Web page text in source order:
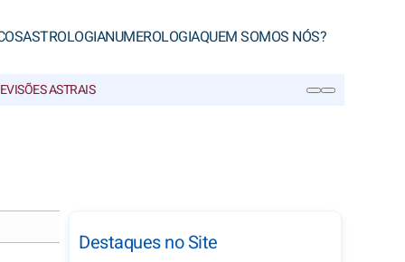
ASTROLOGIANUMEROLOGIAQUEM SOMOS NÓS?
ASTRAIS
Destaques no Site